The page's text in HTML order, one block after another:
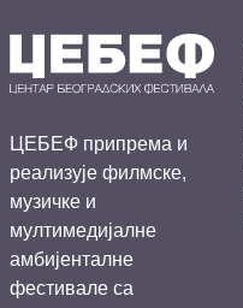
ЦЕБЕФ припрема и
реализује филмске,
музичке и
мултимедијалне
амбијенталне
фестивале са